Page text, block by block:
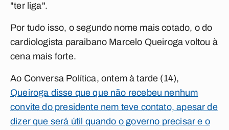
"ter liga".
Por tudo isso, o segundo nome mais cotado, o do
cardiologista paraibano Marcelo Queiroga voltou à
cena mais forte.
Ao Conversa Política, ontem à tarde (14),
Queiroga disse que que não recebeu nenhum
convite do presidente nem teve contato, apesar de
dizer que será útil quando o governo precisar e o